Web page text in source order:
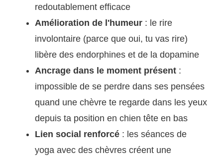
redoutablement efficace
Amélioration de l'humeur : le rire
involontaire (parce que oui, tu vas rire)
libère des endorphines et de la dopamine
Ancrage dans le moment présent :
impossible de se perdre dans ses pensées
quand une chèvre te regarde dans les yeux
depuis ta position en chien tête en bas
Lien social renforcé : les séances de
yoga avec des chèvres créent une